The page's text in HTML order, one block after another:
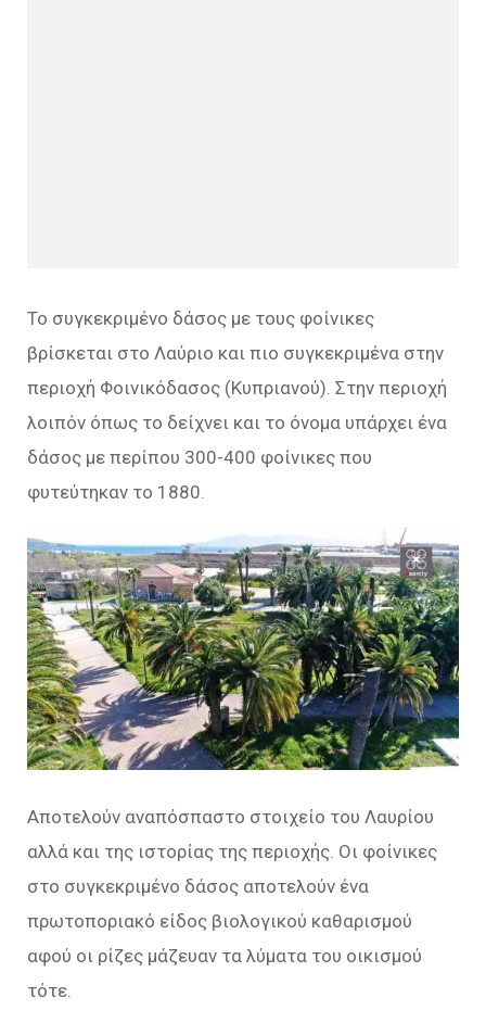
Το συγκεκριμένο δάσος με τους φοίνικες
βρίσκεται στο Λαύριο και πιο συγκεκριμένα στην
περιοχή Φοινικόδασος (Κυπριανού). Στην περιοχή
λοιπόν όπως το δείχνει και το όνομα υπάρχει ένα
δάσος με περίπου 300-400 φοίνικες που
φυτεύτηκαν το 1880.
Αποτελούν αναπόσπαστο στοιχείο του Λαυρίου
αλλά και της ιστορίας της περιοχής. Οι φοίνικες
στο συγκεκριμένο δάσος αποτελούν ένα
πρωτοποριακό είδος βιολογικού καθαρισμού
αφού οι ρίζες μάζευαν τα λύματα του οικισμού
τότε.